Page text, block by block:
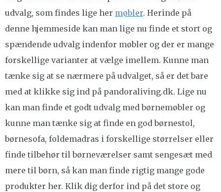
udvalg, som findes lige her møbler. Herinde på
denne hjemmeside kan man lige nu finde et stort og
spændende udvalg indenfor møbler og der er mange
forskellige varianter at vælge imellem. Kunne man
tænke sig at se nærmere på udvalget, så er det bare
med at klikke sig ind på pandoraliving.dk. Lige nu
kan man finde et godt udvalg med børnemøbler og
kunne man tænke sig at finde en god børnestol,
børnesofa, foldemadras i forskellige størrelser eller
finde tilbehør til børneværelser samt sengesæt med
mere til børn, så kan man finde rigtig mange gode
produkter her. Klik dig derfor ind på det store og